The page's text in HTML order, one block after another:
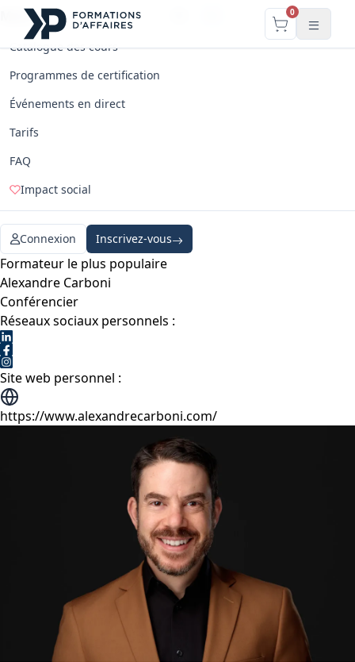
0
Menu
Catalogue des cours
Programmes de certification
Événements en direct
Tarifs
FAQ
Impact social
Connexion Inscrivez-vous
Formateur le plus populaire
Alexandre Carboni
Conférencier
Réseaux sociaux personnels :
Site web personnel :
https://www.alexandrecarboni.com/